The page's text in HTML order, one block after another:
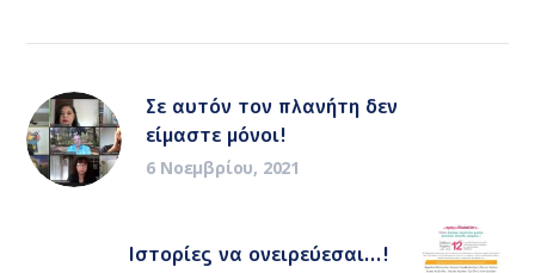
Σε αυτόν τον πλανήτη δεν
είμαστε μόνοι!
6 Νοεμβρίου, 2021
Ιστορίες να ονειρεύεσαι...!